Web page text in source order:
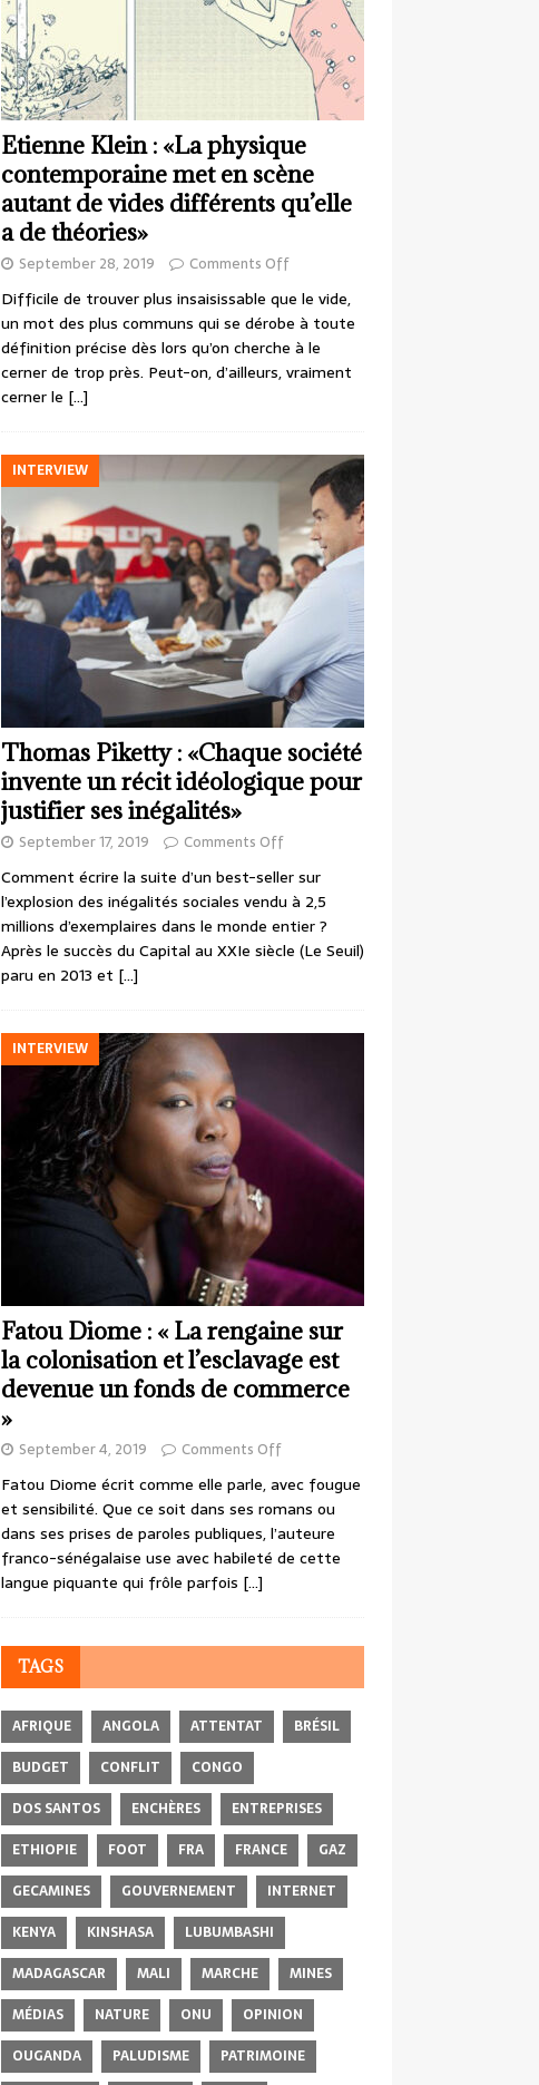
Etienne Klein : «La physique
contemporaine met en scène
autant de vides différents qu’elle
a de théories»
September 28, 2019 Comments Off
Difficile de trouver plus insaisissable que le vide,
un mot des plus communs qui se dérobe à toute
définition précise dès lors qu’on cherche à le
cerner de trop près. Peut-on, d’ailleurs, vraiment
cerner le […]
INTERVIEW
Thomas Piketty : «Chaque société
invente un récit idéologique pour
justifier ses inégalités»
September 17, 2019 Comments Off
Comment écrire la suite d’un best-seller sur
l’explosion des inégalités sociales vendu à 2,5
millions d’exemplaires dans le monde entier ?
Après le succès du Capital au XXIe siècle (Le Seuil)
paru en 2013 et […]
INTERVIEW
Fatou Diome : « La rengaine sur
la colonisation et l’esclavage est
devenue un fonds de commerce
»
September 4, 2019 Comments Off
Fatou Diome écrit comme elle parle, avec fougue
et sensibilité. Que ce soit dans ses romans ou
dans ses prises de paroles publiques, l’auteure
franco-sénégalaise use avec habileté de cette
langue piquante qui frôle parfois […]
TAGS
AFRIQUE ANGOLA ATTENTAT
BRÉSIL
BUDGET
CONFLIT
CONGO
DOS SANTOS
ENCHÈRES
ENTREPRISES
ETHIOPIE
FOOT FRA FRANCE
GAZ
GECAMINES
GOUVERNEMENT
INTERNET
KENYA
KINSHASA
LUBUMBASHI
MADAGASCAR
MALI MARCHE
MINES
MÉDIAS
NATURE ONU
OPINION
OUGANDA
PALUDISME PATRIMOINE